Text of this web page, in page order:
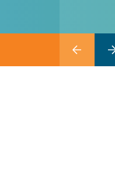
حوكمة الشركة